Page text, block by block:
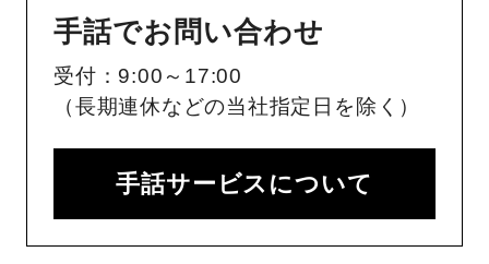
手話でお問い合わせ
受付：9:00～17:00
（長期連休などの当社指定日を除く）
手話サービスについて